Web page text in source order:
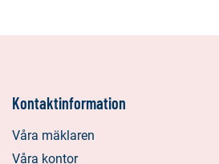
Kontaktinformation
Våra mäklaren
Våra kontor